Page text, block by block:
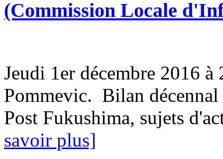
(Commission Locale
Jeudi 1er décembre 2016 à
Pommevic. Bilan
Post Fukushima, sujets
savoir plus]